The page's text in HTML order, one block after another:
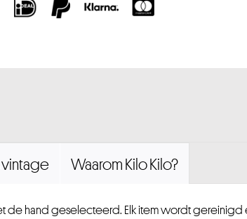
vintage Waarom Kilo Kilo?
de hand geselecteerd. Elk item wordt gereinigd